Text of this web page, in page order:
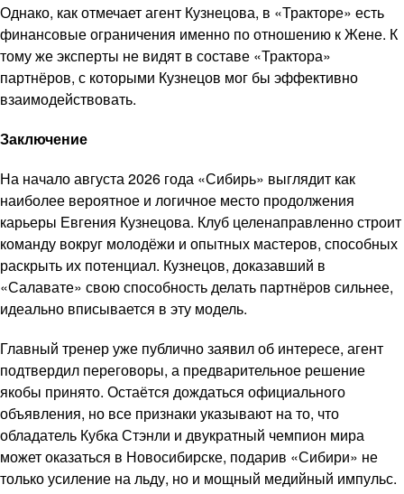
Однако, как отмечает агент Кузнецова, в «Тракторе» есть
финансовые ограничения именно по отношению к Жене. К
тому же эксперты не видят в составе «Трактора»
партнёров, с которыми Кузнецов мог бы эффективно
взаимодействовать.
Заключение
На начало августа 2026 года «Сибирь» выглядит как
наиболее вероятное и логичное место продолжения
карьеры Евгения Кузнецова. Клуб целенаправленно строит
команду вокруг молодёжи и опытных мастеров, способных
раскрыть их потенциал. Кузнецов, доказавший в
«Салавате» свою способность делать партнёров сильнее,
идеально вписывается в эту модель.
Главный тренер уже публично заявил об интересе, агент
подтвердил переговоры, а предварительное решение
якобы принято. Остаётся дождаться официального
объявления, но все признаки указывают на то, что
обладатель Кубка Стэнли и двукратный чемпион мира
может оказаться в Новосибирске, подарив «Сибири» не
только усиление на льду, но и мощный медийный импульс.